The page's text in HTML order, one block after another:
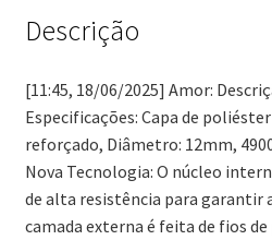
Descrição
[11:45, 18/06/2025] Amor:
Especificações: Capa de
reforçado, Diâmetro: 12mm,
Nova Tecnologia: O núcleo
de alta resistência para garantir
camada externa é feita de fios